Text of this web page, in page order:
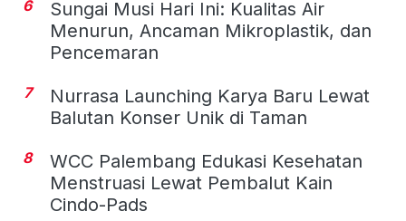
6
Sungai Musi Hari Ini: Kualitas Air
Menurun, Ancaman Mikroplastik, dan
Pencemaran
7
Nurrasa Launching Karya Baru Lewat
Balutan Konser Unik di Taman
8
WCC Palembang Edukasi Kesehatan
Menstruasi Lewat Pembalut Kain
Cindo-Pads